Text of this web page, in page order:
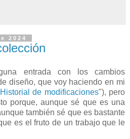
2024
entrada con los cambios
diseño, que voy haciendo en mi
Historial de modificaciones"), pero
porque, aunque sé que es una
también sé que es bastante
es el fruto de un trabajo que le